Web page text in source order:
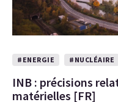
#ENERGIE #NUCLÉAIRE
INB : précisions
matérielles [FR]